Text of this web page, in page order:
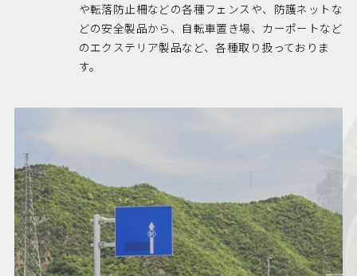
や転落防止柵などの各種フェンスや、防護ネットな
どの安全製品から、自転車置き場、カーポートなど
のエクステリア製品など、各種取り扱っておりま
す。